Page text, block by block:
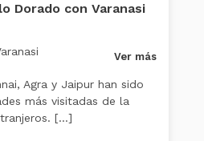
Dorado con Varanasi
Ver más
Agra y Jaipur han sido
más visitadas de la
[…]